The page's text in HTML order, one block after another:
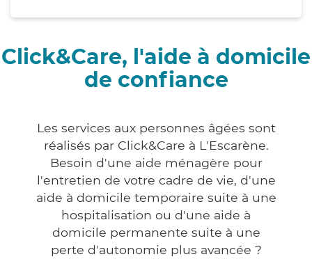
Click&Care, l'aide à domicile
de confiance
Les services aux personnes âgées sont
réalisés par Click&Care à L'Escarène.
Besoin d'une aide ménagère pour
l'entretien de votre cadre de vie, d'une
aide à domicile temporaire suite à une
hospitalisation ou d'une aide à
domicile permanente suite à une
perte d'autonomie plus avancée ?